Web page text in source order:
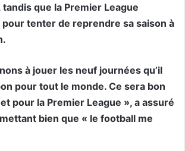
que la Premier League
tenter de reprendre sa saison à
à jouer les neuf journées qu’il
pour tout le monde. Ce sera bon
pour la Premier League », a assuré
bien que « le football me